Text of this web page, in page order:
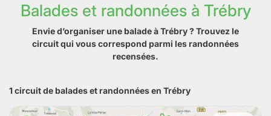
Balades et randonnées à Trébry
Envie d’organiser une balade à Trébry ? Trouvez le
circuit qui vous correspond parmi les randonnées
recensées.
1 circuit de balades et randonnées en Trébry